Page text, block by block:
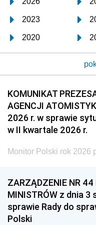
2023
2020
2017
2014
2011
2008
2005
1996
1993
1990
KOMUNIKAT
AGENCJI
2026 r. w sprawie
w II kwartale 2026 r.
Monitor Polski rok 2026
ZARZĄDZENIE NR 44
MINISTRÓW z dnia 3
sprawie Rady do
Polski